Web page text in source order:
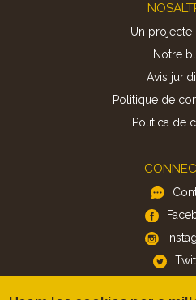
Un projecte
Notre
Avis
Politique de
Politica de